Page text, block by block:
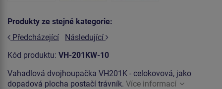
Produkty ze stejné kategorie:
Předcházející
Následující
Kód produktu: VH-201KW-10
Vahadlová dvojhoupačka VH201K - celokovová, jako
dopadová plocha postačí trávník. Více informací